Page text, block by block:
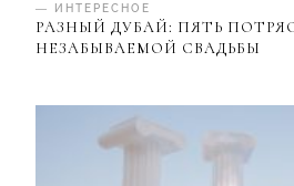
— ИНТЕРЕСНОЕ
РАЗНЫЙ ДУБАЙ: ПЯТЬ
НЕЗАБЫВАЕМОЙ СВАДЬБЫ